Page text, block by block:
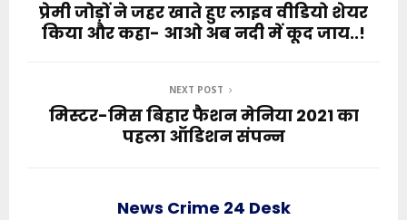
प्रेमी जोड़ों ने जहर खाते हुए लाइव वीडियो शेयर
किया और कहा- आओ अब नदी में कूद जाय..!
NEXT POST
मिस्टर-मिस बिहार फैशन मेनिया 2021 का
पहला ऑडिशन संपन्न
News Crime 24 Desk